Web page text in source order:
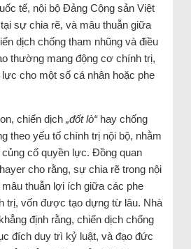
tế, nội bộ Đảng Cộng sản Việt
sự chia rẽ, và mâu thuẫn giữa
dịch chống tham nhũng và điều
thường mang động cơ chính trị,
cho một số cá nhân hoặc phe
chiến dịch „đốt lò“hay chống
theo yếu tố chính trị nội bộ, nhằm
cố quyền lực. Đồng quan
cho rằng, sự chia rẽ trong nội
thuẫn lợi ích giữa các phe
trị, vốn được tạo dựng từ lâu. Nhà
định rằng, chiến dịch chống
đích duy trì kỷ luật, và đạo đức